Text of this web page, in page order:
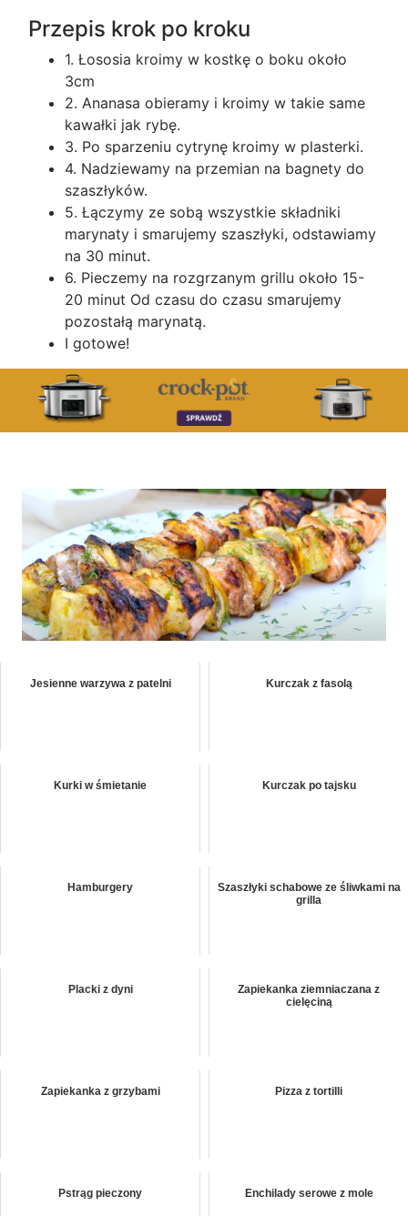
Przepis krok po kroku
1. Łososia kroimy w kostkę o boku około
3cm
2. Ananasa obieramy i kroimy w takie same
kawałki jak rybę.
3. Po sparzeniu cytrynę kroimy w plasterki.
4. Nadziewamy na przemian na bagnety do
szaszłyków.
5. Łączymy ze sobą wszystkie składniki
marynaty i smarujemy szaszłyki, odstawiamy
na 30 minut.
6. Pieczemy na rozgrzanym grillu około 15-
20 minut Od czasu do czasu smarujemy
pozostałą marynatą.
I gotowe!
Jesienne warzywa z patelni Kurczak z fasolą
Kurki w śmietanie Kurczak po tajsku
Hamburgery
Szaszłyki schabowe ze śliwkami na
grilla
Placki z dyni
Zapiekanka ziemniaczana z
cielęciną
Zapiekanka z grzybami Pizza z tortilli
Pstrąg pieczony Enchilady serowe z mole